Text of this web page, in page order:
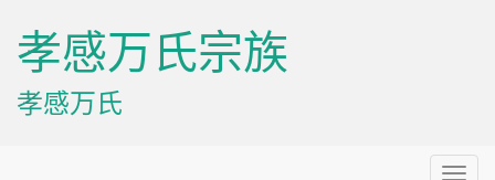
孝感万氏宗族
孝感万氏